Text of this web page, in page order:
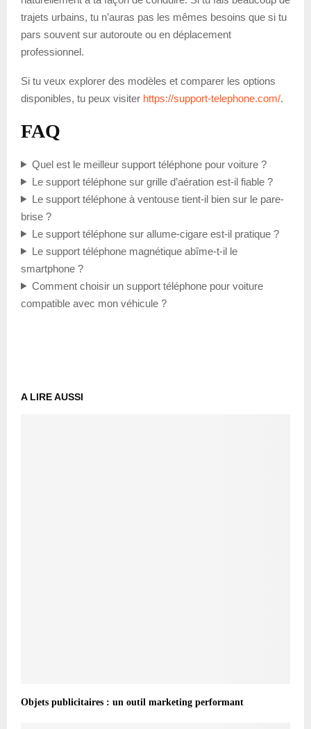
trajets urbains, tu n’auras pas les mêmes besoins que si tu
pars souvent sur autoroute ou en déplacement
professionnel.
Si tu veux explorer des modèles et comparer les options
disponibles, tu peux visiter https://support-telephone.com/.
FAQ
Quel est le meilleur support téléphone pour voiture ?
Le support téléphone sur grille d’aération est-il fiable ?
Le support téléphone à ventouse tient-il bien sur le pare-
brise ?
Le support téléphone sur allume-cigare est-il pratique ?
Le support téléphone magnétique abîme-t-il le
smartphone ?
Comment choisir un support téléphone pour voiture
compatible avec mon véhicule ?
A LIRE AUSSI
Objets publicitaires : un outil marketing performant